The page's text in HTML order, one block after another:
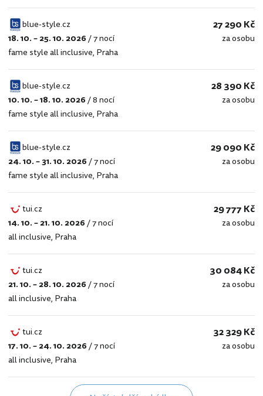
blue-
style.cz
blue-style.cz
18. 10. – 25. 10. 2026/7 nocí
fame style all inclusive, Praha
27 290 Kč
za osobu
blue-
style.cz
blue-style.cz
10. 10. – 18. 10. 2026/8 nocí
fame style all inclusive, Praha
28 390 Kč
za osobu
blue-
style.cz
blue-style.cz
24. 10. – 31. 10. 2026/7 nocí
fame style all inclusive, Praha
29 090 Kč
za osobu
tui.cz
tui.cz
14. 10. – 21. 10. 2026/7 nocí
all inclusive, Praha
29 777 Kč
za osobu
tui.cz
tui.cz
21. 10. – 28. 10. 2026/7 nocí
all inclusive, Praha
30 084 Kč
za osobu
tui.cz
tui.cz
17. 10. – 24. 10. 2026/7 nocí
all inclusive, Praha
32 329 Kč
za osobu